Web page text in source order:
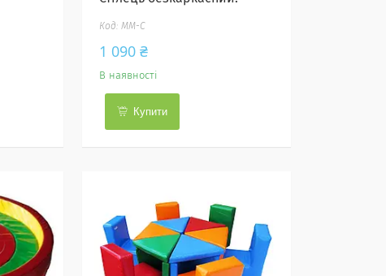
ММ-С
1 090 ₴
В наявності
Купити